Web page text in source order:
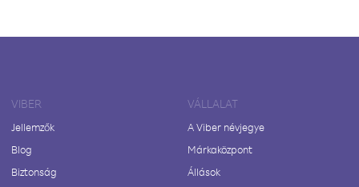
VIBER
Jellemzők
Blog
Biztonság
VÁLLALAT
A Viber névjegye
Márkaközpont
Állások